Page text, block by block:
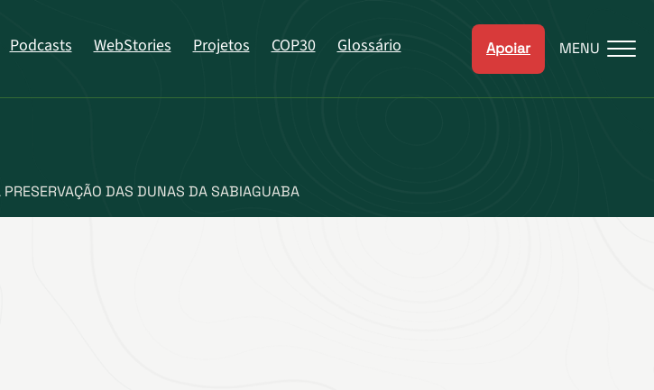
Podcasts WebStories Projetos COP30 Glossário Apoiar MENU
DAS DUNAS DA SABIAGUABA